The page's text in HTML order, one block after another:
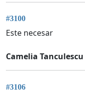
#3100
Este necesar
Camelia Tanculescu
#3106